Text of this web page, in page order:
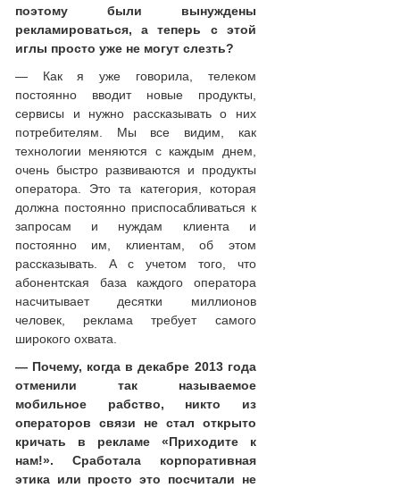
поэтому были вынуждены
рекламироваться, а теперь с этой
иглы просто уже не могут слезть?
— Как я уже говорила, телеком
постоянно вводит новые продукты,
сервисы и нужно рассказывать о них
потребителям. Мы все видим, как
технологии меняются с каждым днем,
очень быстро развиваются и продукты
оператора. Это та категория, которая
должна постоянно приспосабливаться к
запросам и нуждам клиента и
постоянно им, клиентам, об этом
рассказывать. А с учетом того, что
абонентская база каждого оператора
насчитывает десятки миллионов
человек, реклама требует самого
широкого охвата.
— Почему, когда в декабре 2013 года
отменили так называемое
мобильное рабство, никто из
операторов связи не стал открыто
кричать в рекламе «Приходите к
нам!». Сработала корпоративная
этика или просто это посчитали не